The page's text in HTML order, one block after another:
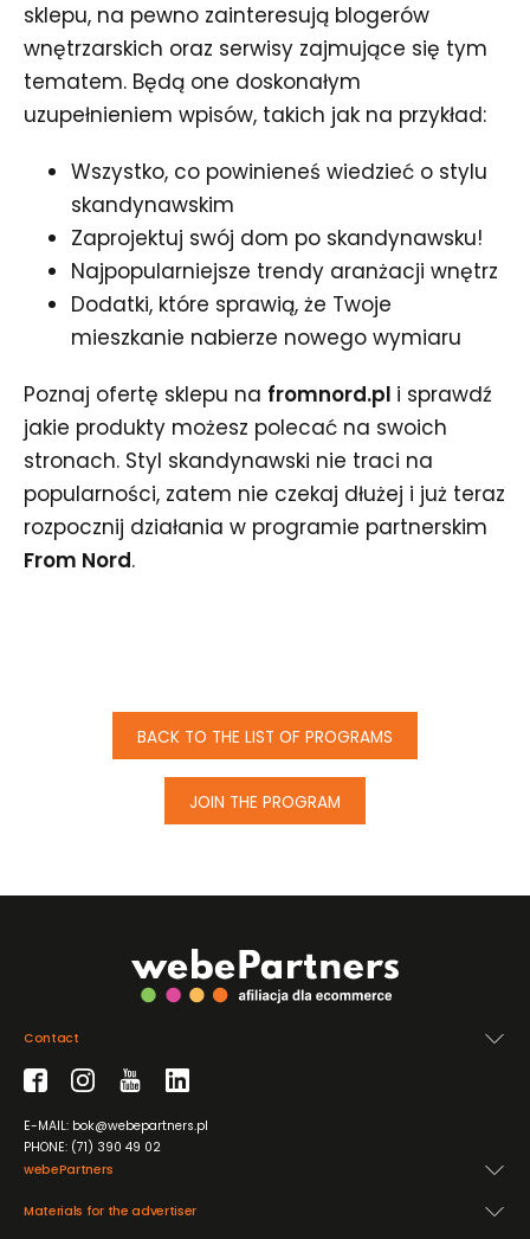
sklepu, na pewno zainteresują blogerów
wnętrzarskich oraz serwisy zajmujące się tym
tematem. Będą one doskonałym
uzupełnieniem wpisów, takich jak na przykład:
Wszystko, co powinieneś wiedzieć o stylu
skandynawskim
Zaprojektuj swój dom po skandynawsku!
Najpopularniejsze trendy aranżacji wnętrz
Dodatki, które sprawią, że Twoje
mieszkanie nabierze nowego wymiaru
Poznaj ofertę sklepu na fromnord.pl i sprawdź
jakie produkty możesz polecać na swoich
stronach. Styl skandynawski nie traci na
popularności, zatem nie czekaj dłużej i już teraz
rozpocznij działania w programie partnerskim
From Nord.
BACK TO THE LIST OF PROGRAMS
JOIN THE PROGRAM
webePartners
Materials for the advertiser
Contact
E-MAIL: bok@webepartners.pl
PHONE: (71) 390 49 02